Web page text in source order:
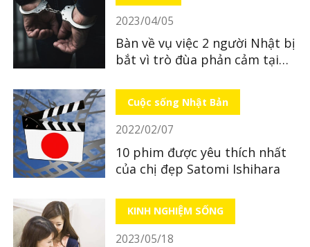
2023/04/05
Bàn về vụ việc 2 người Nhật bị
bắt vì trò đùa phản cảm tại
Cuộc sống Nhật Bản
2022/02/07
10 phim được yêu thích nhất
của chị đẹp Satomi Ishihara
KINH NGHIỆM SỐNG
2023/05/18